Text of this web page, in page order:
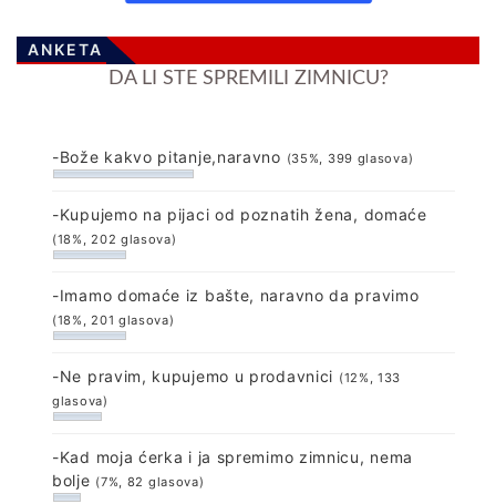
ANKETA
DA LI STE SPREMILI ZIMNICU?
-Bože kakvo pitanje,naravno (35%, 399 glasova)
-Kupujemo na pijaci od poznatih žena, domaće
(18%, 202 glasova)
-Imamo domaće iz bašte, naravno da pravimo
(18%, 201 glasova)
-Ne pravim, kupujemo u prodavnici (12%, 133
glasova)
-Kad moja ćerka i ja spremimo zimnicu, nema
bolje (7%, 82 glasova)